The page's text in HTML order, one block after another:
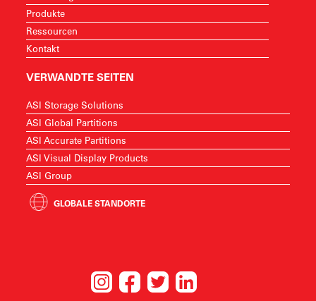
Produkte
Ressourcen
Kontakt
VERWANDTE SEITEN
ASI Storage Solutions
ASI Global Partitions
ASI Accurate Partitions
ASI Visual Display Products
ASI Group
GLOBALE STANDORTE